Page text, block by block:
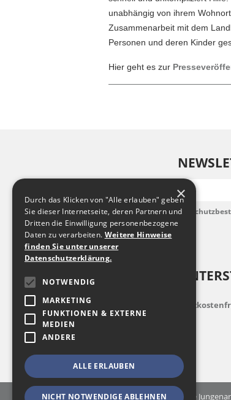
unabhängig von ihrem
Zusammenarbeit mit dem
Personen und deren Kinder
Hier geht es zur
Ich habe die
akzeptiere diese.
indem Sie
© 2026 Landesfachstelle
×
Durch das Klicken von "Alle erlauben" geben
Sie dieser Internetseite, deren Partnern und
Dritten die Einwilligung personenbezogene
Daten zu verarbeiten. Weitere Hinweise
finden Sie unter unserer
Datenschutzerklärung.
NOTWENDIG
MARKETING
FUNKTIONEN & EXTERNE
MEDIEN
ANDERE
ALLE ERLAUBEN
NICHT NOTWENDIGE ABLEHNEN